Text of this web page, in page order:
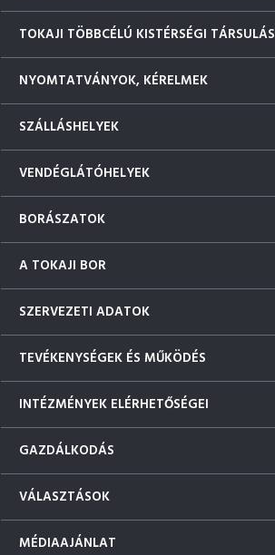
TOKAJI TÖBBCÉLÚ KISTÉRSÉGI TÁRSULÁS
NYOMTATVÁNYOK, KÉRELMEK
SZÁLLÁSHELYEK
VENDÉGLÁTÓHELYEK
BORÁSZATOK
A TOKAJI BOR
SZERVEZETI ADATOK
TEVÉKENYSÉGEK ÉS MŰKÖDÉS
INTÉZMÉNYEK ELÉRHETŐSÉGEI
GAZDÁLKODÁS
VÁLASZTÁSOK
MÉDIAAJÁNLAT